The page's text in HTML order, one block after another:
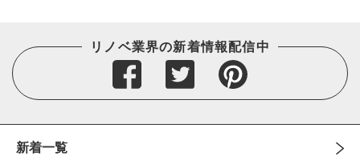
リノベ業界の新着情報配信中
新着一覧